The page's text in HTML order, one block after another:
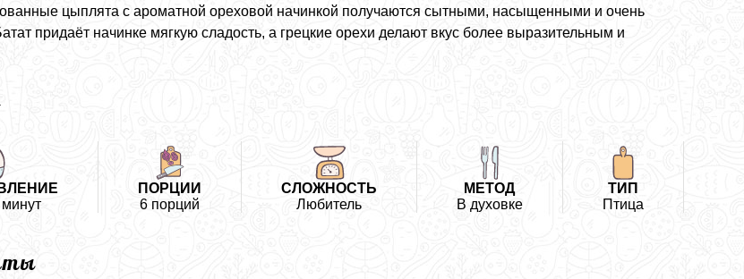
цыплята с ароматной ореховой начинкой получаются сытными, насыщенными и очень
придаёт начинке мягкую сладость, а грецкие орехи делают вкус более выразительным и
ПОРЦИИ
6 порций
СЛОЖНОСТЬ
Любитель
МЕТОД
В духовке
ТИП
Птица